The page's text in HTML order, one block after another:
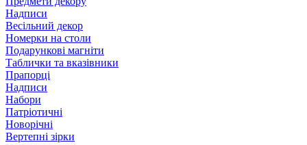
Надписи
Весільний декор
Номерки на столи
Подарункові магніти
Таблички та вказівники
Прапорці
Надписи
Набори
Патріотичні
Новорічні
Вертепні зірки